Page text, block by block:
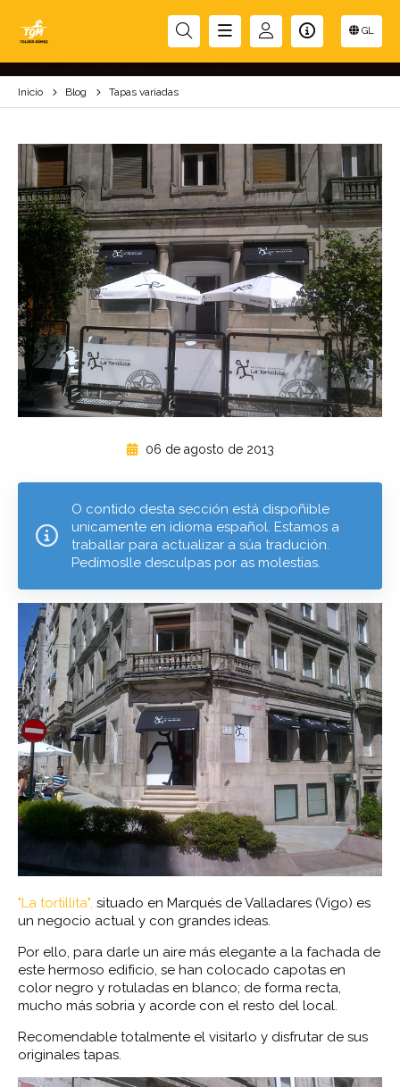
GL
TAPAS VARIADAS
Inicio Blog Tapas variadas
06 de agosto de 2013
O contido desta sección está dispoñible
unicamente en idioma español. Estamos a
traballar para actualizar a súa tradución.
Pedímoslle desculpas por as molestias.
"La tortillita", situado en Marqués de Valladares (Vigo) es
un negocio actual y con grandes ideas.
Por ello, para darle un aire más elegante a la fachada de
este hermoso edificio, se han colocado capotas en
color negro y rotuladas en blanco; de forma recta,
mucho más sobria y acorde con el resto del local.
Recomendable totalmente el visitarlo y disfrutar de sus
originales tapas.